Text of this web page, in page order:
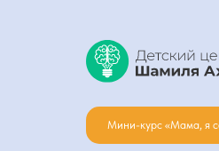
Мини-курс «Мама, я